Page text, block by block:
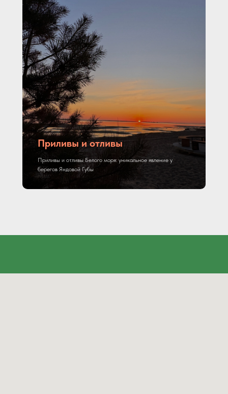
Приливы и отливы
Приливы и отливы Белого моря: уникальное явление у
берегов Яндовой Губы